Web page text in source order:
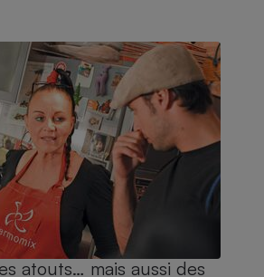
atouts… mais aussi des